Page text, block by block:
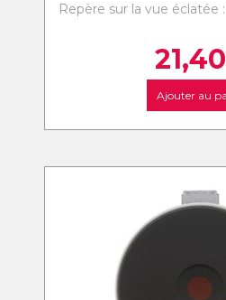
Repère sur la vue éclatée :
21,40
Ajouter au